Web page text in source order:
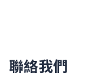
聯絡我們